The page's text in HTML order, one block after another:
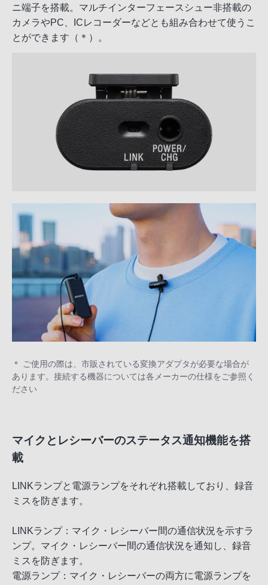
ニ端子を搭載。マルチインターフェースシュー非搭載の
カメラやPC、ICレコーダーなどとも組み合わせて使うこ
とができます（＊）。
＊ ご使用の際は、市販されている変換アダプタが必要な場合が
あります。接続する機器については各メーカーの仕様をご参照く
ださい
マイクとレシーバーのステータス通知機能を搭
載
LINKランプと電源ランプをそれぞれ搭載しており、録音
ミスを防ぎます。
LINKランプ：マイク・レシーバー間の通信状況を示すラ
ンプ。マイク・レシーバー間の通信状況を通知し、録音
ミスを防ぎます。
電源ランプ：マイク・レシーバーの両方に電源ランプを